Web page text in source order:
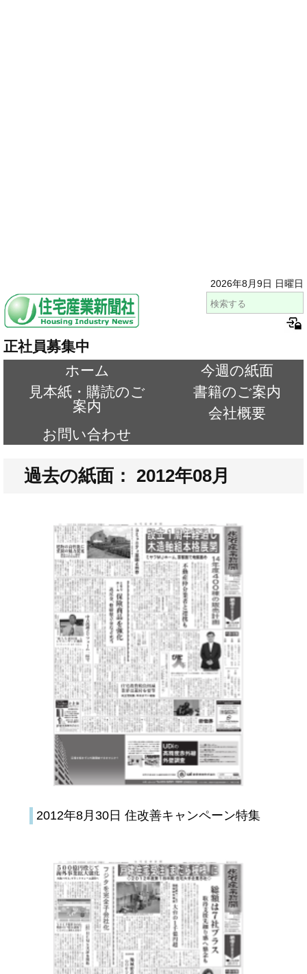
2026年8月9日 日曜日
正社員募集中
ホーム
今週の紙面
見本紙・購読のご
案内
書籍のご案内
会社概要
お問い合わせ
過去の紙面： 2012年08月
2012年8月30日 住改善キャンペーン特集